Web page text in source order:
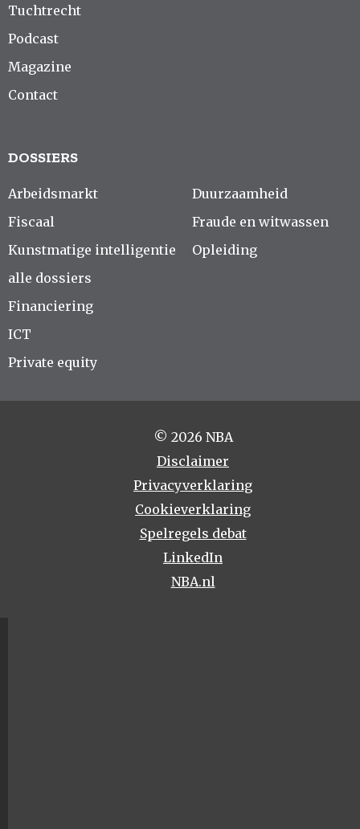
Tuchtrecht
Podcast
Magazine
Contact
DOSSIERS
Arbeidsmarkt
Fiscaal
Kunstmatige intelligentie
alle dossiers
Duurzaamheid
Fraude en witwassen
Opleiding
Financiering
ICT
Private equity
© 2026 NBA
Disclaimer
Privacyverklaring
Cookieverklaring
Spelregels debat
LinkedIn
NBA.nl